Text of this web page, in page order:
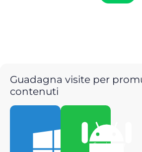
Guadagna visite per
contenuti
Scarica per